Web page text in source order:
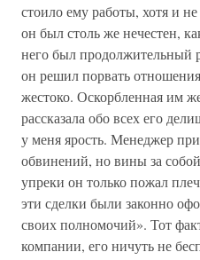
стоило ему работы, хотя и
он был столь же нечестен,
него был продолжительный
он решил порвать
жестоко. Оскорбленная им
рассказала обо всех его
у меня ярость. Менеджер
обвинений, но вины за
упреки он только пожал
эти сделки были законно
своих полномочий». Тот
компании, его ничуть не